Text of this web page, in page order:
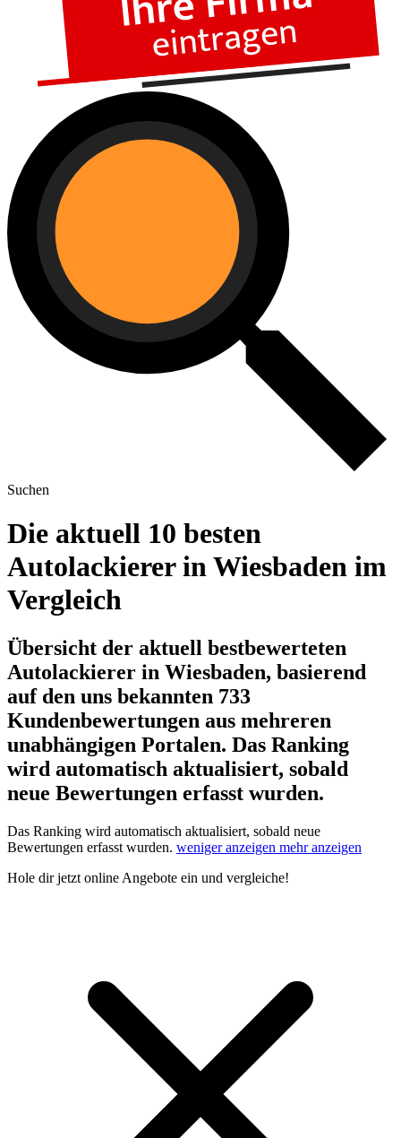
Suchen
Die aktuell 10 besten
Autolackierer in Wiesbaden im
Vergleich
Übersicht der aktuell bestbewerteten
Autolackierer in Wiesbaden, basierend
auf den uns bekannten 733
Kundenbewertungen aus mehreren
unabhängigen Portalen. Das Ranking
wird automatisch aktualisiert, sobald
neue Bewertungen erfasst wurden.
Das Ranking wird automatisch aktualisiert, sobald neue
Bewertungen erfasst wurden. weniger anzeigen mehr anzeigen
Hole dirjetzt online Angebote ein und vergleiche!